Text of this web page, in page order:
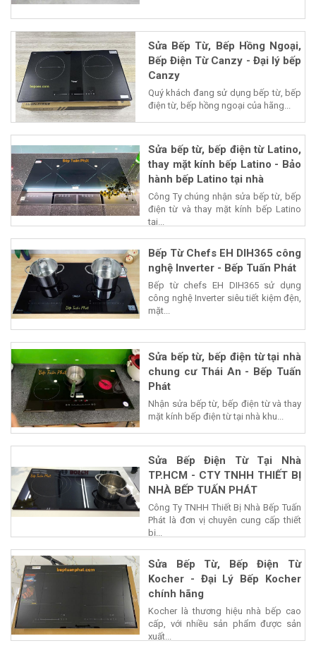
Sửa Bếp Từ, Bếp Hồng Ngoại,
Bếp Điện Từ Canzy - Đại lý bếp
Canzy
Quý khách đang sử dụng bếp từ, bếp
điện từ, bếp hồng ngoại của hãng...
Sửa bếp từ, bếp điện từ Latino,
thay mặt kính bếp Latino - Bảo
hành bếp Latino tại nhà
Công Ty chúng nhận sửa bếp từ, bếp
điện từ và thay mặt kính bếp Latino
tại...
Bếp Từ Chefs EH DIH365 công
nghệ Inverter - Bếp Tuấn Phát
Bếp từ chefs EH DIH365 sử dụng
công nghệ Inverter siêu tiết kiệm đện,
mặt...
Sửa bếp từ, bếp điện từ tại nhà
chung cư Thái An - Bếp Tuấn
Phát
Nhận sửa bếp từ, bếp điện từ và thay
mặt kính bếp điện từ tại nhà khu...
Sửa Bếp Điện Từ Tại Nhà
TP.HCM - CTY TNHH THIẾT BỊ
NHÀ BẾP TUẤN PHÁT
Công Ty TNHH Thiết Bị Nhà Bếp Tuấn
Phát là đơn vị chuyên cung cấp thiết
bị...
Sửa Bếp Từ, Bếp Điện Từ
Kocher - Đại Lý Bếp Kocher
chính hãng
Kocher là thương hiệu nhà bếp cao
cấp, với nhiều sản phẩm được sản
xuất...